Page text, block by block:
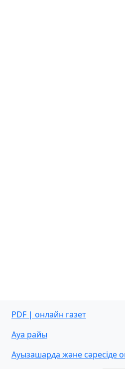
PDF | онлайн газет
Ауа райы
Ауызашарда және сәресіде